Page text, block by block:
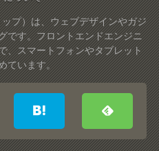
プ）は、ウェブデザインやガジ
です。フロントエンドエンジニ
、スマートフォンやタブレット
ています。